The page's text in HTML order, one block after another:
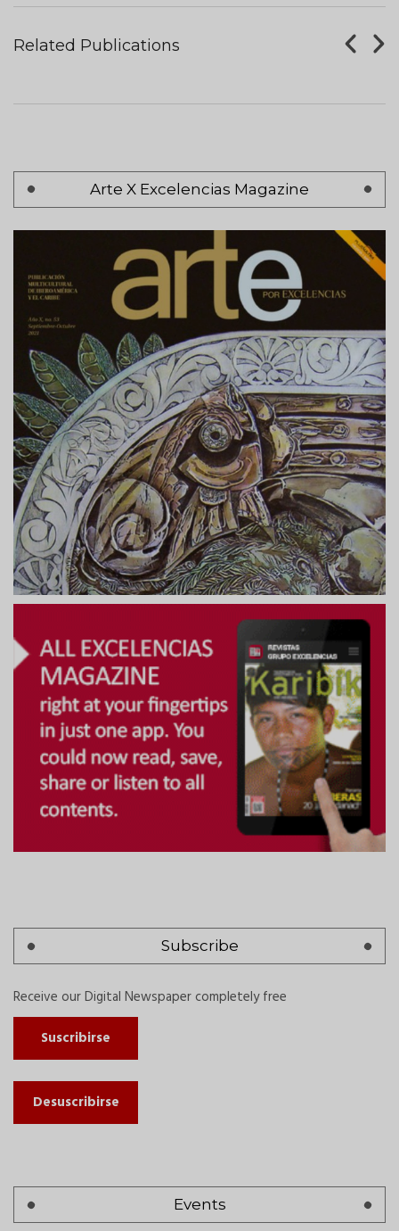
Related Publications
Tableros De Ajedrez
AUGUST 07, 2017
Arte X Excelencias Magazine
Pagination
page
Siguiente >
Subscribe
Receive our Digital Newspaper completely free
Suscribirse
Desuscribirse
Events